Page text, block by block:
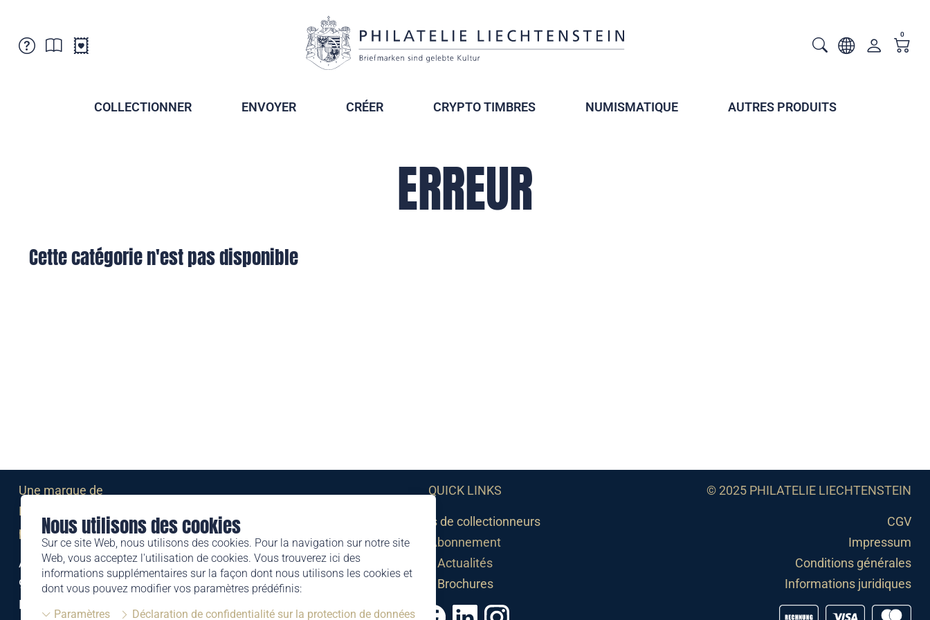
Nous utilisons des cookies
Sur ce site Web, nous utilisons des cookies. Pour la navigation sur notre site
Web, vous acceptez l'utilisation de cookies. Vous trouverez ici des
informations supplémentaires sur la façon dont nous utilisons les cookies et
dont vous pouvez modifier vos paramètres prédéfinis:
Paramètres
Déclaration de confidentialité sur la protection de données
Points de vente
Abonnement
0
COLLECTIONNER ENVOYER CRÉER CRYPTO TIMBRES NUMISMATIQUE AUTRES PRODUITS
ERREUR
Cette catégorie n'est pas disponible
Une marque de
Liechtensteinischen Post AG
post.li
Alte Zollstrasse 11
9494 Schaan
Liechtenstein
QUICK LINKS
Sociétés de collectionneurs
Abonnement
Actualités
Brochures
© 2025 PHILATELIE LIECHTENSTEIN
CGV
Impressum
Conditions générales
Informations juridiques